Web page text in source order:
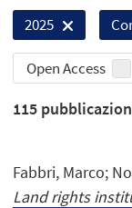
2025
Open Access
115
Fabbri, Marco;
Land rights